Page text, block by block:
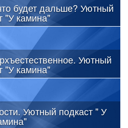
будет дальше? Уютный
"У камина"
Уютный
"У камина"
Уютный подкаст " У